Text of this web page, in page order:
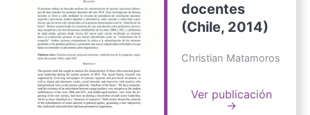
docentes
(Chile, 2014)
Christian Matamoros
Ver publicación
→